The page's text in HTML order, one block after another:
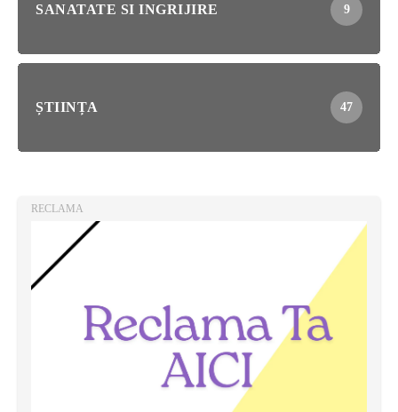
SANATATE SI INGRIJIRE 9
ȘTIINȚA 47
RECLAMA